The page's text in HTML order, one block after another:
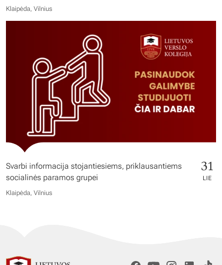
Klaipėda, Vilnius
Svarbi informacija stojantiesiems, priklausantiems
socialinės paramos grupei
31
LIE
Klaipėda, Vilnius